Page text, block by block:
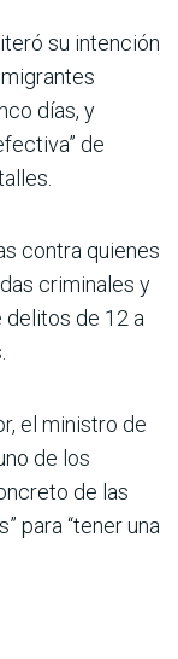
su intención
días, y
de
contra quienes
criminales y
delitos de 12 a
el ministro de
de los
de las
para “tener una